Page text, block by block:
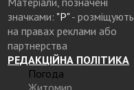
значками: "Р"- розміщують
на правах реклами або
партнерства
РЕДАКЦІЙНА ПОЛІТИКА
Погода
Житомир